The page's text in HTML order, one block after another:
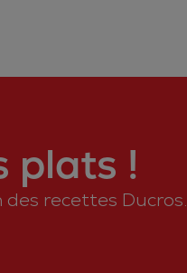
plats !
des recettes Ducros.